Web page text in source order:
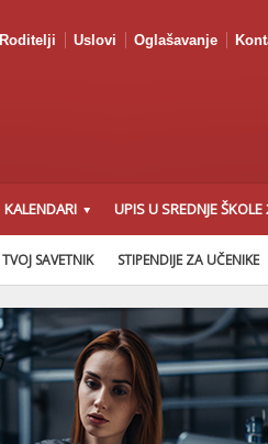
Roditelji Uslovi Oglašavanje
KALENDARI UPIS U SREDNJE
TVOJ SAVETNIK STIPENDIJE ZA UČENIKE